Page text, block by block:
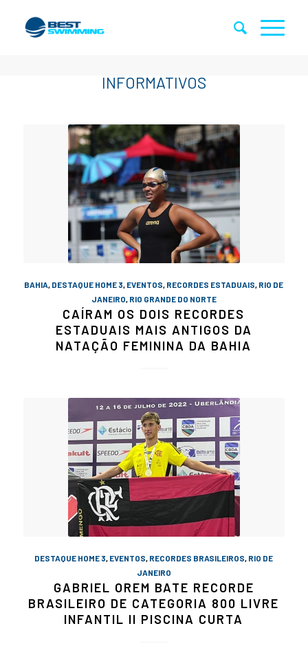
BAHIA, DESTAQUE HOME 3, EVENTOS, RECORDES ESTADUAIS, RIO DE
JANEIRO, RIO GRANDE DO NORTE
CAÍRAM OS DOIS RECORDES
ESTADUAIS MAIS ANTIGOS DA
NATAÇÃO FEMININA DA BAHIA
DESTAQUE HOME 3, EVENTOS, RECORDES BRASILEIROS, RIO DE
JANEIRO
GABRIEL OREM BATE RECORDE
BRASILEIRO DE CATEGORIA 800 LIVRE
INFANTIL II PISCINA CURTA